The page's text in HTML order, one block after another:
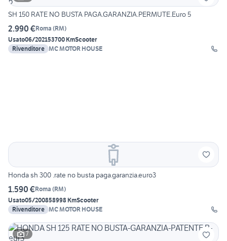
SH 150 RATE NO BUSTA PAGA.GARANZIA.PERMUTE.Euro 5
2.990 €Roma (RM)
Usato06/202153700 KmScooter
Rivenditore MC MOTOR HOUSE
Honda sh 300 .rate no busta paga.garanzia.euro3
1.590 €Roma (RM)
Usato05/200858998 KmScooter
Rivenditore MC MOTOR HOUSE
7